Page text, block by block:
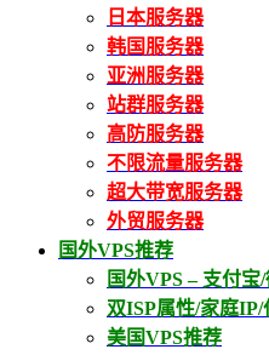
日本服务器
韩国服务器
亚洲服务器
站群服务器
高防服务器
不限流量服务器
超大带宽服务器
外贸服务器
国外VPS推荐
国外VPS – 支付宝
双ISP属性/家庭
美国VPS推荐